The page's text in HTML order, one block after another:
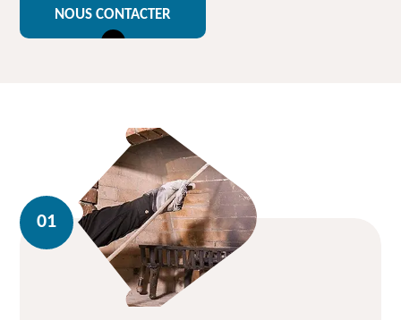
NOUS CONTACTER